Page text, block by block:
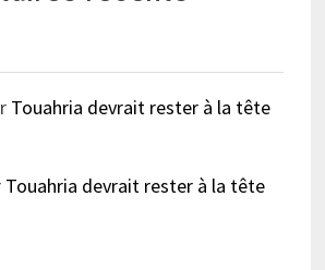
Touahria devrait rester à la tête
Touahria devrait rester à la tête